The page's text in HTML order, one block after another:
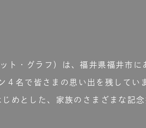
ト・グラフ）は、福井県福井市に
４名で皆さまの思い出を残してい
めとした、家族のさまざまな記